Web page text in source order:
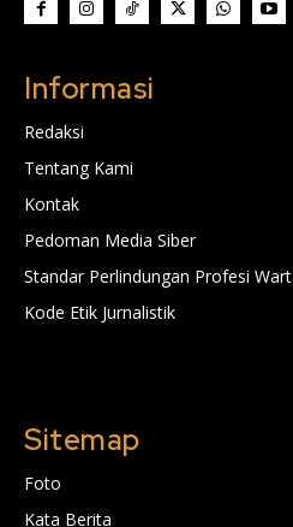
Informasi
Redaksi
Tentang Kami
Kontak
Pedoman Media Siber
Standar Perlindungan Profesi
Kode Etik Jurnalistik
Sitemap
Foto
Kata Berita